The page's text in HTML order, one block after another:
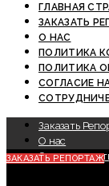
ГЛАВНАЯ
ЗАКАЗАТЬ
О НАС
ПОЛИТИКА
ПОЛИТИКА
СОГЛАСИЕ
Заказать
О нас
ЗАКАЗАТЬ РЕПОРТАЖ